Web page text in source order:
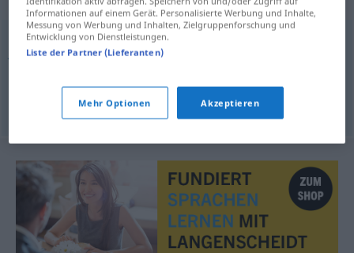
Jägerlatein (ugs.),Schwindel
© OpenThesaurus.de
Informationen auf einem Gerät. Personalisierte Werbung und Inhalte,
Messung von Werbung und Inhalten, Zielgruppenforschung und
Entwicklung von Dienstleistungen.
Liste der Partner (Lieferanten)
Mehr Optionen Akzeptieren